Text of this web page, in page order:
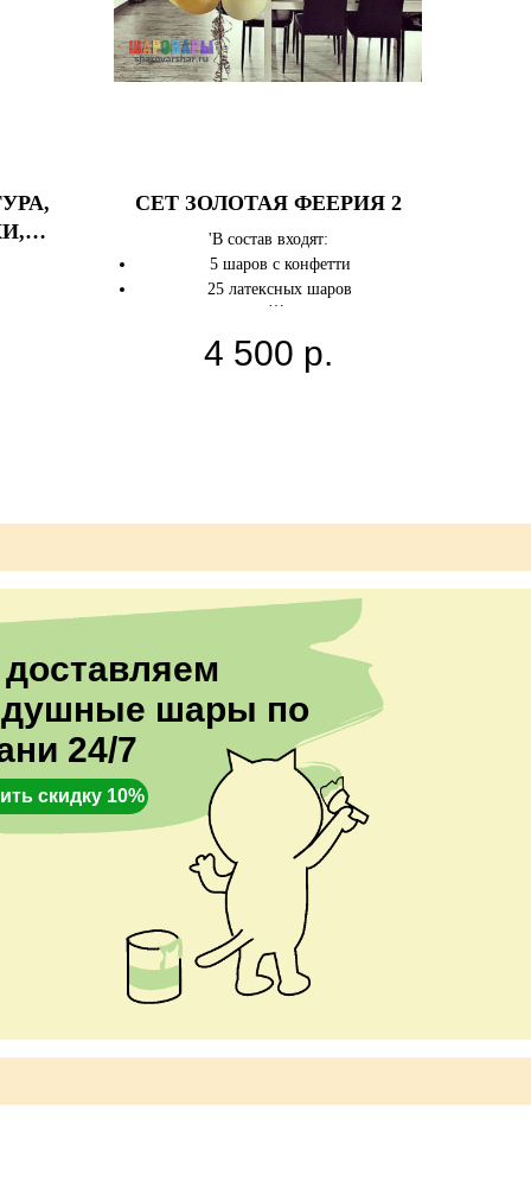
СЕТ ЗОЛОТАЯ ФЕЕРИЯ 2
'В состав входят:
5 шаров с конфетти
25 латексных шаров
4 500 р.
шары по
24/7
скидку 10%